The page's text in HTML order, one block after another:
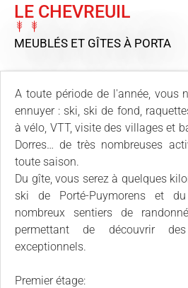
LE CHEVREUIL
MEUBLÉS ET GÎTES À PORTA
A toute période de l'année, vous
ennuyer : ski, ski de fond,
à vélo, VTT, visite des villages et
Dorres… de très nombreuses
toute saison.
Du gîte, vous serez à quelques
ski de Porté-Puymorens et
nombreux sentiers de
permettant de découvrir
exceptionnels.
Premier étage: